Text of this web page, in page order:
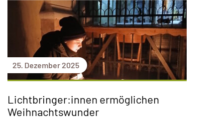
25. Dezember 2025
Lichtbringer:innen ermöglichen
Weihnachtswunder